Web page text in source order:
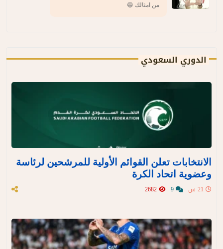
من امثالك 😁
الدوري السعودي
الانتخابات تعلن القوائم الأولية للمرشحين لرئاسة
وعضوية اتحاد الكرة